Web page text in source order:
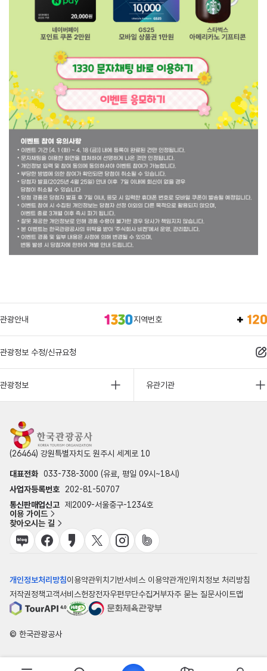
관광안내 지역번호
관광정보 수정/신규요청
관광정보 유관기관
(26464) 강원특별자치도 원주시 세계로 10
대표전화 033-738-3000 (유료, 평일 09시~18시)
사업자등록번호 202-81-50707
통신판매업신고 제2009-서울중구-1234호
이용 가이드
찾아오시는 길
개인정보처리방침이용약관위치기반서비스 이용약관개인위치정보 처리방침
저작권정책고객서비스헌장전자우편무단수집거부자주 묻는 질문사이트맵
© 한국관광공사